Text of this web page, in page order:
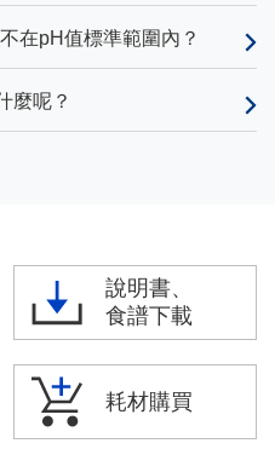
在pH值標準範圍內？
麼呢？
說明書、
食譜下載
耗材購買